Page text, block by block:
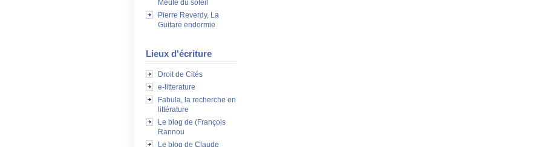
Meule du soleil
Pierre Reverdy, La
Guitare endormie
Lieux d'écriture
Droit de Cités
e-litterature
Fabula, la recherche en
littérature
Le blog de (François
Rannou
Le blog de Claude